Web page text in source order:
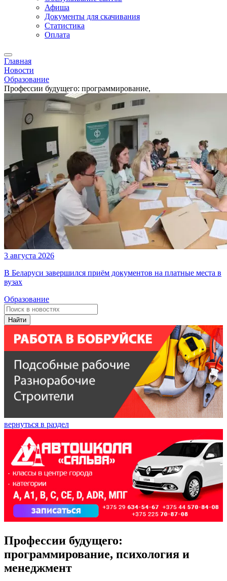
Афиша
Документы для скачивания
Статистика
Оплата
Главная
Новости
Образование
Профессии будущего: программирование,
3 августа 2026
В Беларуси завершился приём документов на платные места в
вузах
Образование
Найти
вернуться в раздел
Профессии будущего:
программирование, психология и
менеджмент